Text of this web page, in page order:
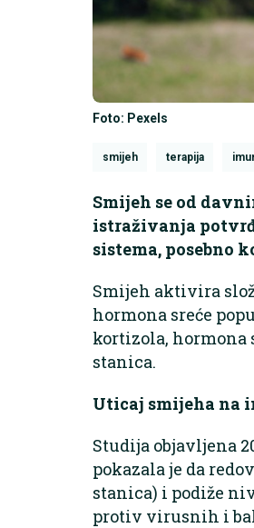
Foto: Pexels
smijeh terapija
Smijeh se od
istraživanja
sistema, posebno
Smijeh aktivira
hormona sreće
kortizola,
stanica.
Uticaj smijeha na
Studija objavljena
pokazala je da
stanica) i podiže
protiv virusnih i